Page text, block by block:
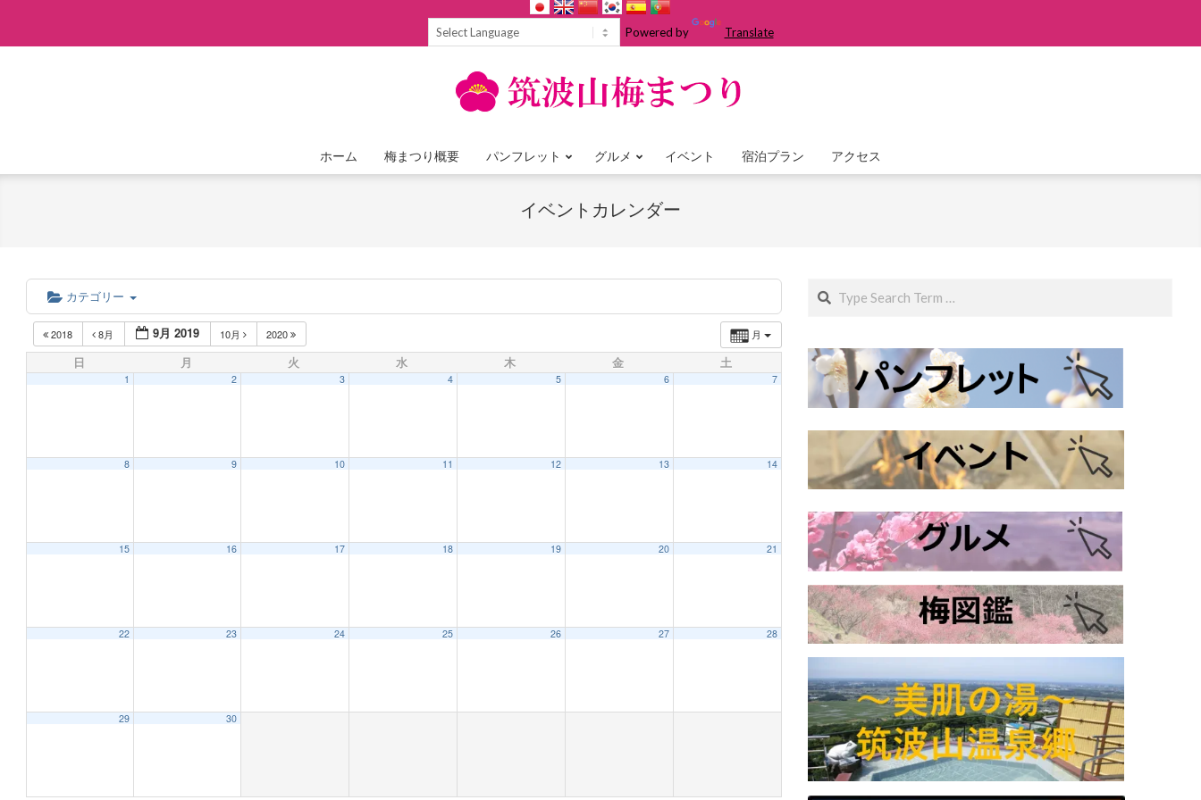
Powered by Translate
Primary
Menu
ホーム 梅まつり概要 パンフレット グルメ イベント 宿泊プラン アクセス
イベントカレンダー
カテゴリー
月
2018 8月 9月 2019 10月 2020
日 月 火 水 木 金 土
1 2 3 4 5 6 7
8 9 10 11 12 13 14
15 16 17 18 19 20 21
22 23 24 25 26 27 28
29 30
4:00 AM
Search